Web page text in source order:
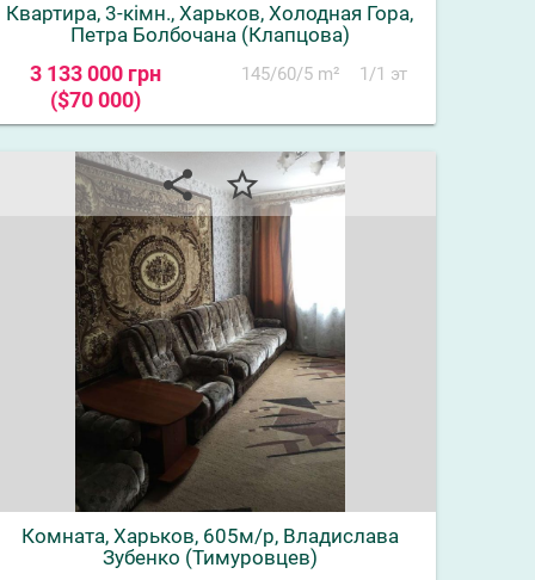
Квартира, 3-кімн., Харьков, Холодная Гора,
Петра Болбочана (Клапцова)
3 133 000 грн
($70 000)
145/60/5 m² 1/1 эт
share star_border
Комната, Харьков, 605м/р, Владислава
Зубенко (Тимуровцев)